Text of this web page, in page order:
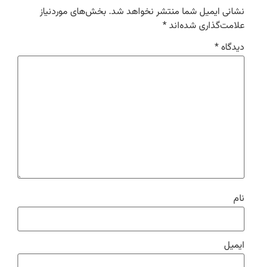
نشانی ایمیل شما منتشر نخواهد شد. بخش‌های موردنیاز
علامت‌گذاری شده‌اند*
دیدگاه*
نام
ایمیل